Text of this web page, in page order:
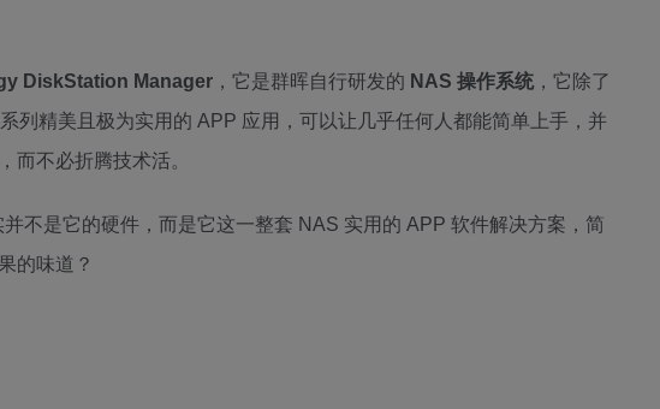
DiskStation Manager ，它是群晖自行研发的 NAS 操作系统，它除了
列精美且极为实用的 APP 应用，可以让几乎任何人都能简单上手，并
而不必折腾技术活。
不是它的硬件，而是它这一整套 NAS 实用的 APP 软件解决方案，简
的味道？